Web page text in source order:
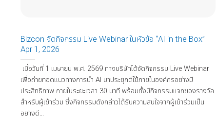
Bizcon จัดกิจกรรม Live Webinar ในหัวข้อ “AI in the Box”
Apr 1, 2026
เมื่อวันที่ 1 เมษายน พ.ศ. 2569 ทางบริษัทได้จัดกิจกรรม Live Webinar
เพื่อถ่ายทอดแนวทางการนำ AI มาประยุกต์ใช้ภายในองค์กรอย่างมี
ประสิทธิภาพ ภายในระยะเวลา 30 นาที พร้อมทั้งมีกิจกรรมแจกของรางวัล
สำหรับผู้เข้าร่วม ซึ่งกิจกรรมดังกล่าวได้รับความสนใจจากผู้เข้าร่วมเป็น
อย่างดี...